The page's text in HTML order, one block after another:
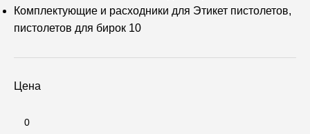
Комплектующие и расходники для Этикет пистолетов,
пистолетов для бирок 10
Цена